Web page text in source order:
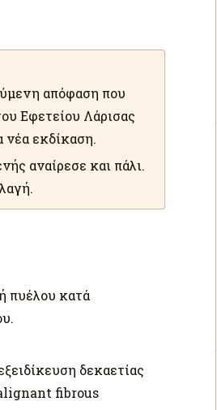
απόφαση που
Εφετείου Λάρισας
νέα εκδίκαση.
αναίρεσε και πάλι.
πυέλου κατά
δεκαετίας
fibrous